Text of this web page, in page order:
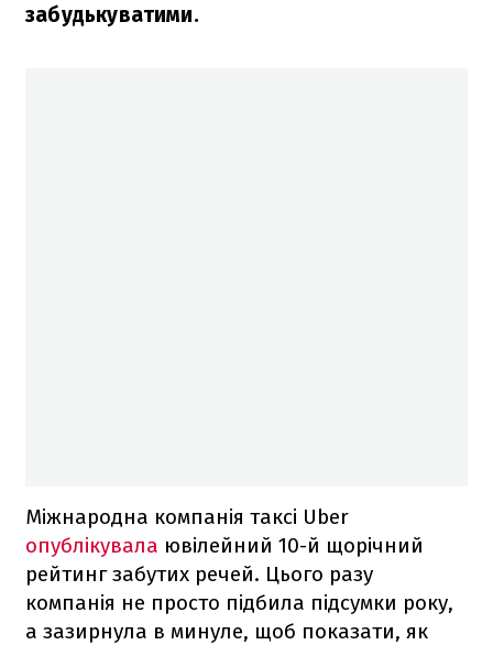
забудькуватими.
Міжнародна компанія таксі Uber
опублікувала ювілейний 10-й щорічний
рейтинг забутих речей. Цього разу
компанія не просто підбила підсумки року,
а зазирнула в минуле, щоб показати, як